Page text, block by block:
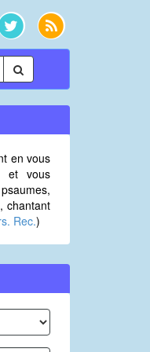
en vous
et vous
chantant
Rec.)